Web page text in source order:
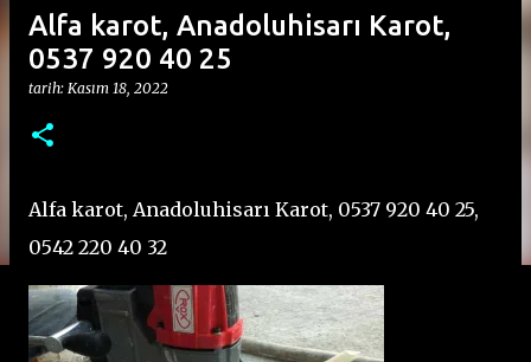
Alfa karot, Anadoluhisarı Karot,
0537 920 40 25
tarih: Kasım 18, 2022
Alfa karot, Anadoluhisarı Karot, 0537 920 40 25,
0542 220 40 32